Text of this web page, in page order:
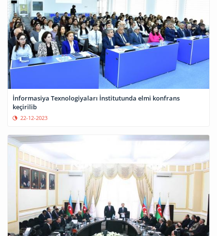
İnformasiya Texnologiyaları İnstitutunda elmi konfrans
keçirilib
22-12-2023